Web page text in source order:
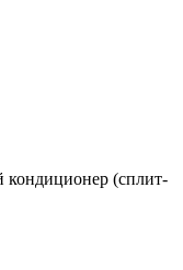
кондиционер (сплит-